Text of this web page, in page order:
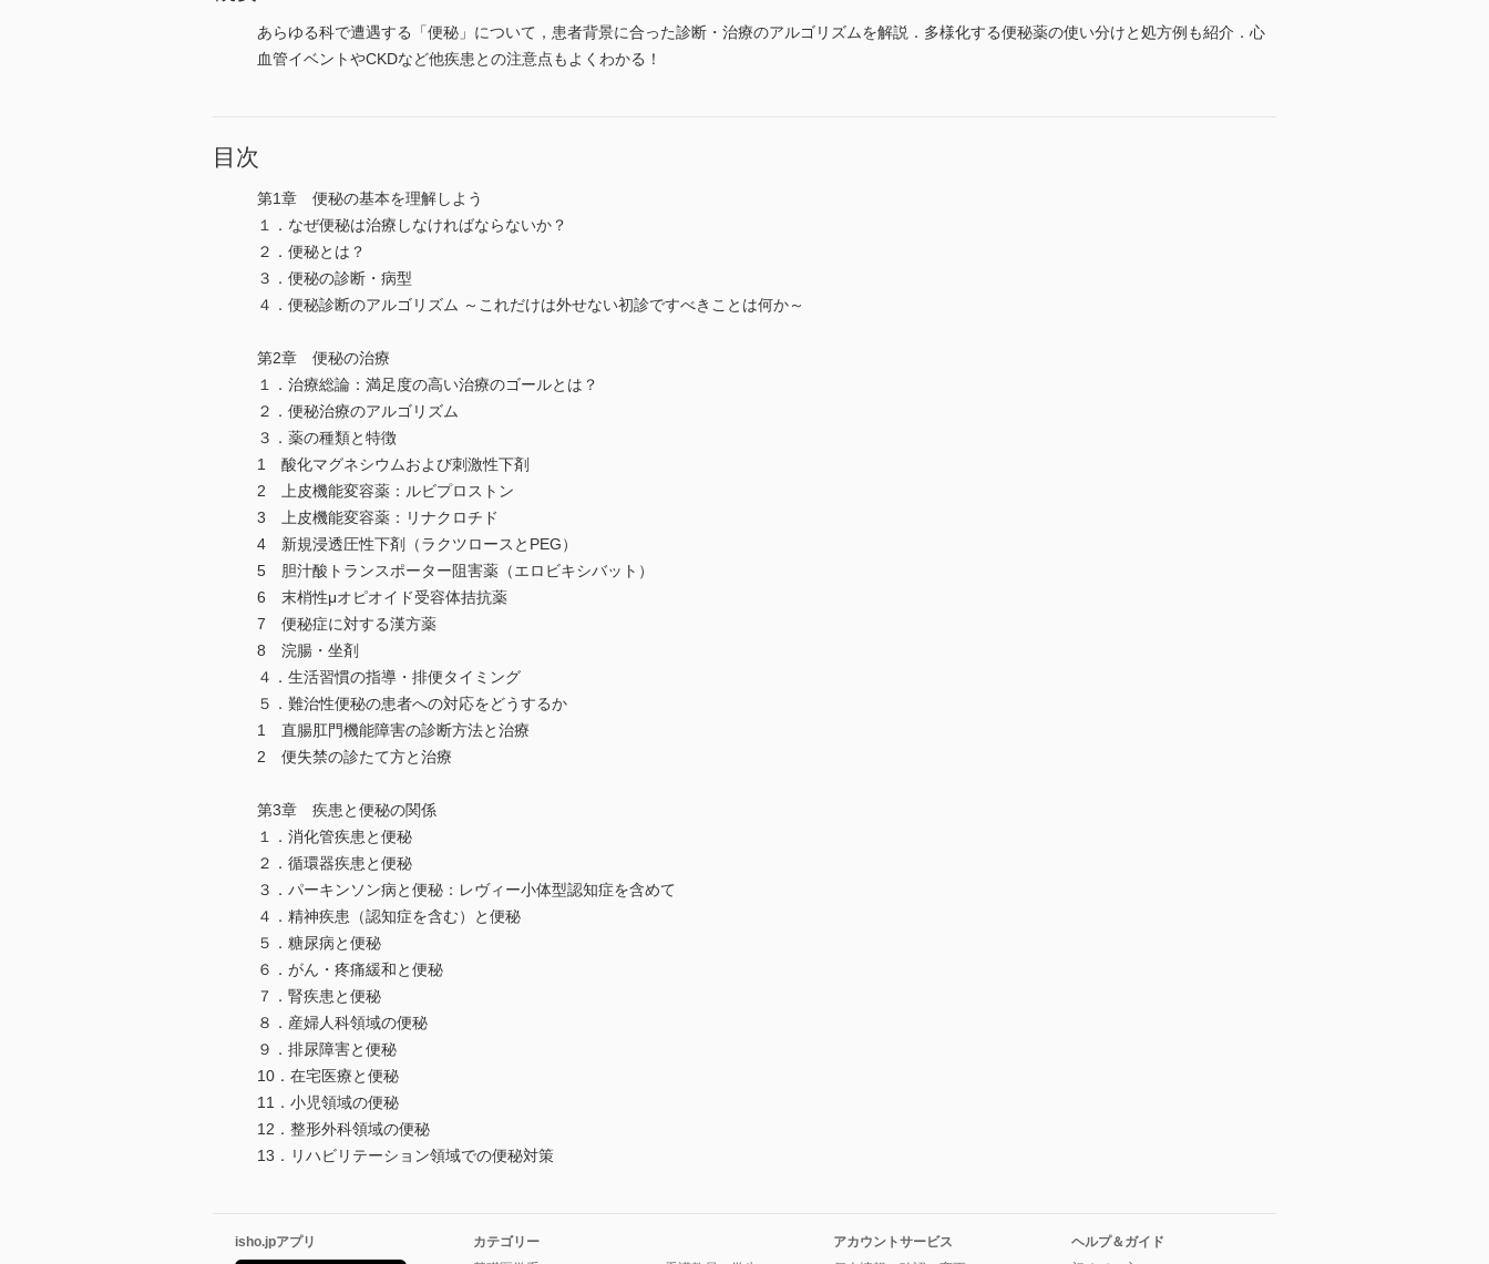
あらゆる科で遭遇する「便秘」について，患者背景に合った診断・治療のアルゴリズムを解説．多様化する便秘薬の使い分けと処方例も紹介．心
血管イベントやCKDなど他疾患との注意点もよくわかる！
目次
第1章 便秘の基本を理解しよう
１．なぜ便秘は治療しなければならないか？
２．便秘とは？
３．便秘の診断・病型
４．便秘診断のアルゴリズム ～これだけは外せない初診ですべきことは何か～
第2章 便秘の治療
１．治療総論：満足度の高い治療のゴールとは？
２．便秘治療のアルゴリズム
３．薬の種類と特徴
1 酸化マグネシウムおよび刺激性下剤
2 上皮機能変容薬：ルビプロストン
3 上皮機能変容薬：リナクロチド
4 新規浸透圧性下剤（ラクツロースとPEG）
5 胆汁酸トランスポーター阻害薬（エロビキシバット）
6 末梢性μオピオイド受容体拮抗薬
7 便秘症に対する漢方薬
8 浣腸・坐剤
４．生活習慣の指導・排便タイミング
５．難治性便秘の患者への対応をどうするか
1 直腸肛門機能障害の診断方法と治療
2 便失禁の診たて方と治療
第3章 疾患と便秘の関係
１．消化管疾患と便秘
２．循環器疾患と便秘
３．パーキンソン病と便秘：レヴィー小体型認知症を含めて
４．精神疾患（認知症を含む）と便秘
５．糖尿病と便秘
６．がん・疼痛緩和と便秘
７．腎疾患と便秘
８．産婦人科領域の便秘
９．排尿障害と便秘
10．在宅医療と便秘
11．小児領域の便秘
12．整形外科領域の便秘
13．リハビリテーション領域での便秘対策
isho.jpアプリ
カテゴリー
アカウントサービス
ヘルプ＆ガイド